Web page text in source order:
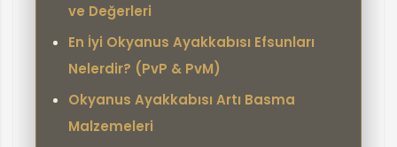
ve Değerleri
En İyi Okyanus Ayakkabısı Efsunları
Nelerdir? (PvP & PvM)
Okyanus Ayakkabısı Artı Basma
Malzemeleri